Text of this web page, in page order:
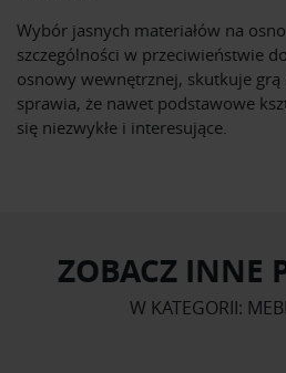
Wybór jasnych materiałów na
szczególności w przeciwieństwie
osnowy wewnętrznej, skutkuje grą
sprawia, że ​​nawet podstawowe
się niezwykłe i interesujące.
ZOBACZ INNE
W KATEGORII: